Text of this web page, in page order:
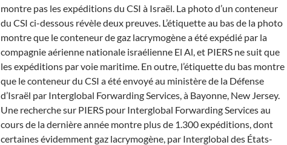
montre pas les expéditions du CSI à Israël. La photo d’un conteneur
du CSI ci-dessous révèle deux preuves. L’étiquette au bas de la photo
montre que le conteneur de gaz lacrymogène a été expédié par la
compagnie aérienne nationale israélienne El Al, et PIERS ne suit que
les expéditions par voie maritime. En outre, l’étiquette du bas montre
que le conteneur du CSI a été envoyé au ministère de la Défense
d’Israël par Interglobal Forwarding Services, à Bayonne, New Jersey.
Une recherche sur PIERS pour Interglobal Forwarding Services au
cours de la dernière année montre plus de 1.300 expéditions, dont
certaines évidemment gaz lacrymogène, par Interglobal des États-